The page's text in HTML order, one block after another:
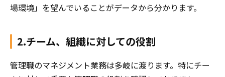
場環境」を望んでいることがデータから分かります。
2.チーム、組織に対しての役割
管理職のマネジメント業務は多岐に渡ります。特にチー